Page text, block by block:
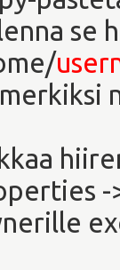
se
-